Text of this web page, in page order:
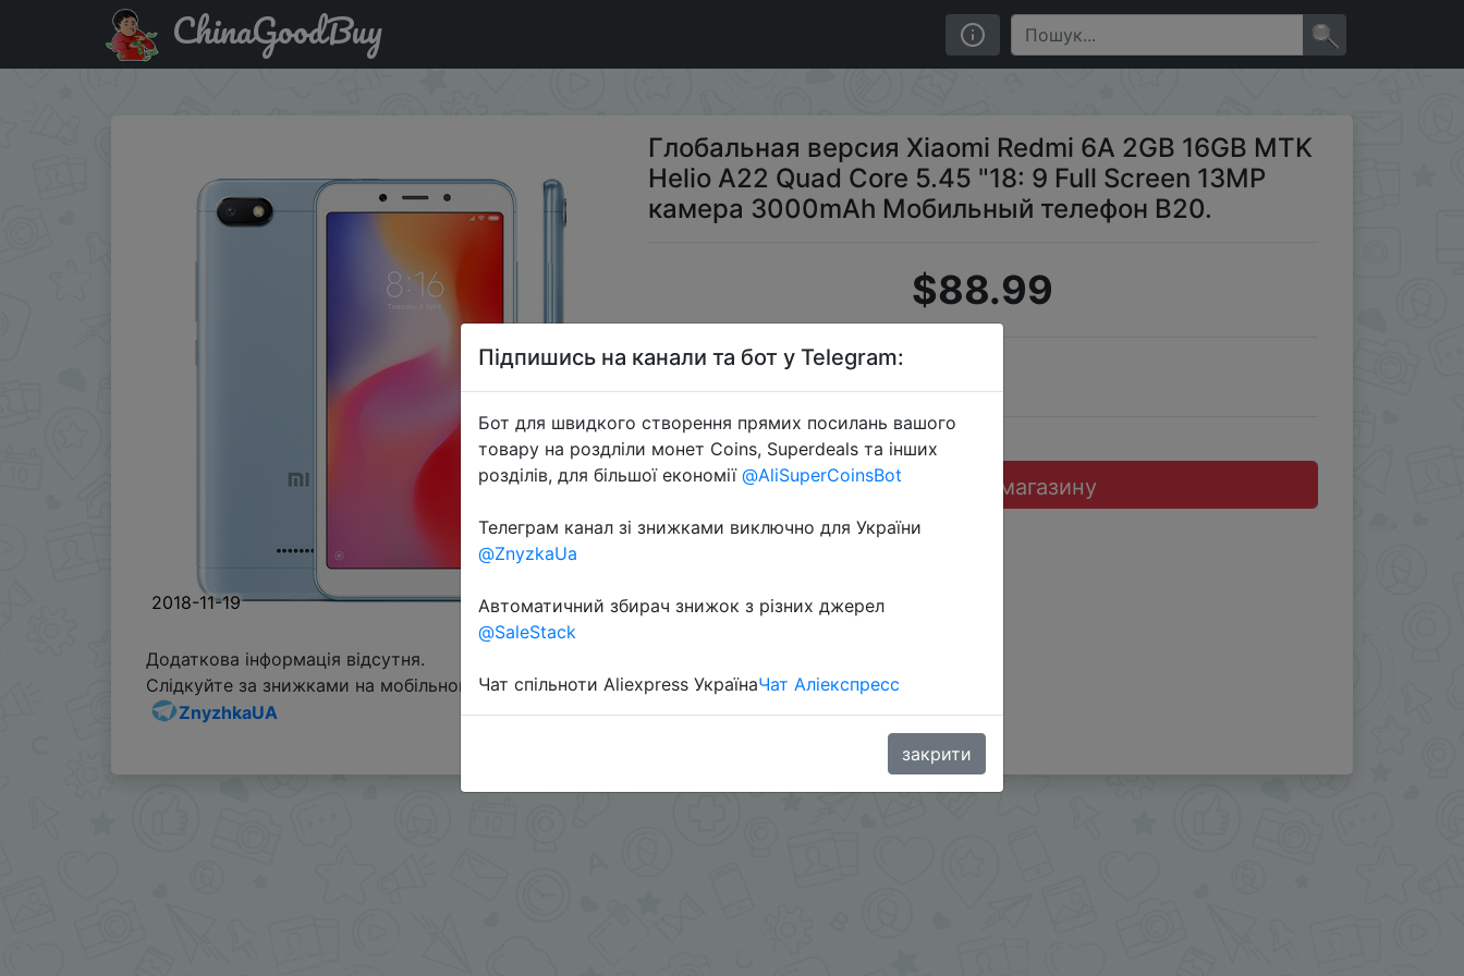
Знижка на Глобальная версия Xiaomi Redmi 6A 2GB 16GB MTK Helio A22 Quad Core 5.45 "18: 9 Full Screen 13MP камера 3000mAh Мобильный телефон B20.
ChinaGoodBuy
2018-11-19
Глобальная версия Xiaomi Redmi 6A 2GB 16GB MTK
Helio A22 Quad Core 5.45 "18: 9 Full Screen 13MP
камера 3000mAh Мобильный телефон B20.
$88.99
Перейти до магазину
Додаткова інформація відсутня.
Слідкуйте за знижками на мобільному, в телеграм каналі:
ZnyzhkaUA
Підпишись на канали та бот у Telegram:
Бот для швидкого створення прямих посилань вашого
товару на роздліли монет Coins, Superdeals та інших
розділів, для більшої економії @AliSuperCoinsBot
Телеграм канал зі знижками виключно для України
@ZnyzkaUa
Автоматичний збирач знижок з різних джерел
@SaleStack
Чат спільноти Aliexpress УкраїнаЧат Аліекспресс
закрити